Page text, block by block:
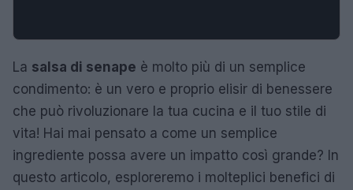
La salsa di senape è molto più di un semplice
condimento: è un vero e proprio elisir di benessere
che può rivoluzionare la tua cucina e il tuo stile di
vita! Hai mai pensato a come un semplice
ingrediente possa avere un impatto così grande? In
questo articolo, esploreremo i molteplici benefici di